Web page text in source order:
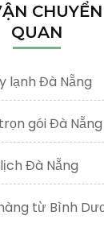
QUAN
lạnh Đà Nẵng
gói Đà Nẵng
Đà Nẵng
từ Bình